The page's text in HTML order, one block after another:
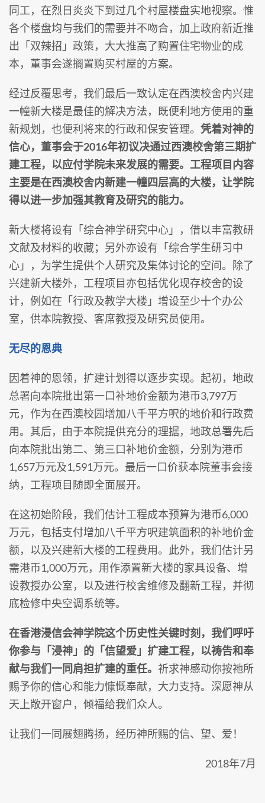
同工，在烈日炎炎下到过几个村屋楼盘实地视察。惟
各个楼盘均与我们的需要并不吻合，加上政府新近推
出「双辣招」政策，大大推高了购置住宅物业的成
本，董事会遂搁置购买村屋的方案。
经过反覆思考，我们最后一致认定在西澳校舍内兴建
一幢新大楼是最佳的解决方法，既便利地方使用的重
新规划，也便利将来的行政和保安管理。 凭着对神的
信心，董事会于2016年初议决通过西澳校舍第三期扩
建工程，以应付学院未来发展的需要。工程项目内容
主要是在西澳校舍内新建一幢四层高的大楼，让学院
得以进一步加强其教育及研究的能力。
新大楼将设有「综合神学研究中心」，借以丰富教研
文献及材料的收藏；另外亦设有「综合学生研习中
心」，为学生提供个人研究及集体讨论的空间。除了
兴建新大楼外，工程项目亦包括优化现存校舍的设
计，例如在「行政及教学大楼」增设至少十个办公
室，供本院教授、客席教授及研究员使用。
无尽的恩典
因着神的恩领，扩建计划得以逐步实现。起初，地政
总署向本院批出第一口补地价金额为港币3,797万
元，作为在西澳校园增加八千平方呎的地价和行政费
用。其后，由于本院提供充分的理据，地政总署先后
向本院批出第二、第三口补地价金额，分别为港币
1,657万元及1,591万元。最后一口价获本院董事会接
纳，工程项目随即全面展开。
在这初始阶段，我们估计工程成本预算为港币6,000
万元，包括支付增加八千平方呎建筑面积的补地价金
额，以及兴建新大楼的工程费用。此外，我们估计另
需港币1,000万元，用作添置新大楼的家具设备、增
设教授办公室，以及进行校舍维修及翻新工程，并彻
底检修中央空调系统等。
在香港浸信会神学院这个历史性关键时刻，我们呼吁
你参与「浸神」的「信望爱」扩建工程，以祷告和奉
献与我们一同肩担扩建的重任。 祈求神感动你按祂所
赐予你的信心和能力慷慨奉献，大力支持。深愿神从
天上敞开窗户，倾福给我们众人。
让我们一同展翅腾扬，经历神所赐的信、望、爱！
2018年7月